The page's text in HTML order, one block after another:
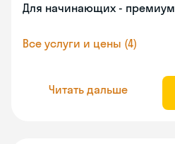
Для начинающих - премиум
Все услуги и цены (4)
Читать дальше